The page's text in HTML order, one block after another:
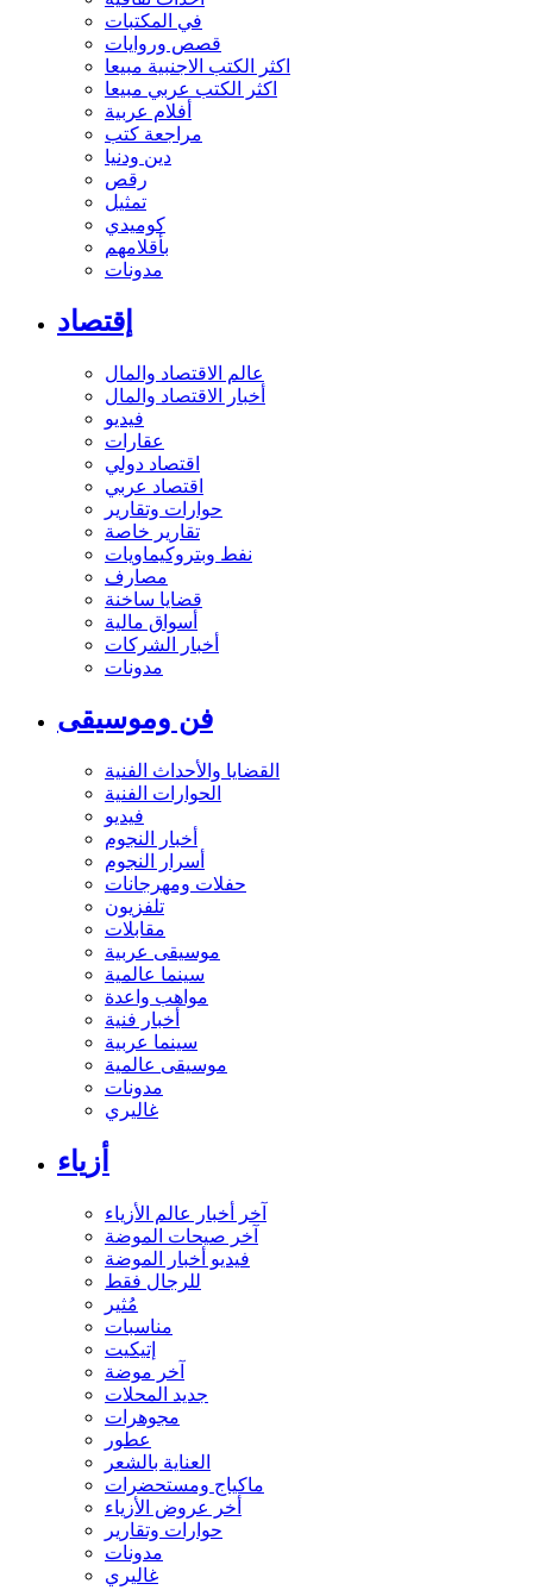
في المكتبات
قصص وروايات
اكثر الكتب الاجنبية مبيعا
اكثر الكتب عربي مبيعا
أفلام عربية
مراجعة كتب
دين ودنيا
رقص
تمثيل
كوميدي
بأقلامهم
مدونات
إقتصاد
عالم الاقتصاد والمال
أخبار الاقتصاد والمال
فيديو
عقارات
اقتصاد دولي
اقتصاد عربي
حوارات وتقارير
تقارير خاصة
نفط وبتروكيماويات
مصارف
قضايا ساخنة
أسواق مالية
أخبار الشركات
مدونات
فن وموسيقى
القضايا والأحداث الفنية
الحوارات الفنية
فيديو
أخبار النجوم
أسرار النجوم
حفلات ومهرجانات
تلفزيون
مقابلات
موسيقى عربية
سينما عالمية
مواهب واعدة
أخبار فنية
سينما عربية
موسيقى عالمية
مدونات
غاليري
أزياء
آخر أخبار عالم الأزياء
آخر صيحات الموضة
فيديو أخبار الموضة
للرجال فقط
مُثير
مناسبات
إتيكيت
آخر موضة
جديد المحلات
مجوهرات
عطور
العناية بالشعر
ماكياج ومستحضرات
أخر عروض الأزياء
حوارات وتقارير
مدونات
غاليري